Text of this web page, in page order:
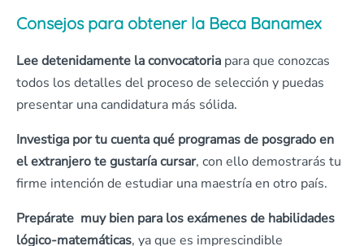
Consejos para obtener la Beca Banamex
Lee detenidamente la convocatoria para que conozcas
todos los detalles del proceso de selección y puedas
presentar una candidatura más sólida.
Investiga por tu cuenta qué programas de posgrado en
el extranjero te gustaría cursar, con ello demostrarás tu
firme intención de estudiar una maestría en otro país.
Prepárate muy bien para los exámenes de habilidades
lógico-matemáticas, ya que es imprescindible